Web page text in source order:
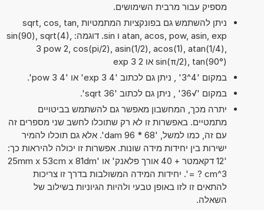
מספיק עבור מרבית השימושים.
ניתן להשתמש גם בפונקציות המתמטיות sqrt, cos, tan,
atan, acos, pow, asin, exp ו sin. דוגמה: sin(90), sqrt(4),
3 pow 2, cos(pi/2), asin(1/2), acos(1), atan(1/4),
sin(π/2), tan(90°) או 2 exp 3
במקום '4^3' , ניתן גם לכתוב '4 exp 3' או '4 pow 3'.
במקום '√36' , ניתן גם לכתוב 'sqrt 36'.
יתרה מכך, המחשבון מאפשר גם להשתמש בביטויים
מתמטיים. באפשרות זו לא רק שתוכלו לחשב שני מספרים זה
עם זה, כמו למשל, '68 * 96 dam'. אלא גם תוכלו להמיר
ישירות בין יחידות מידה שונות. אפשרות זו יכולה להיראות כך:
'12 דקאמטר + 40 אורך פלאנק' או '25mm x 53cm x 81dm
= ? cm^3'. יחידות המידה המשולבות בדרך זו צריכות
להתאים זו לזו באופן טבעי ולהיות הגיוניות בשילוב של
השאלה.